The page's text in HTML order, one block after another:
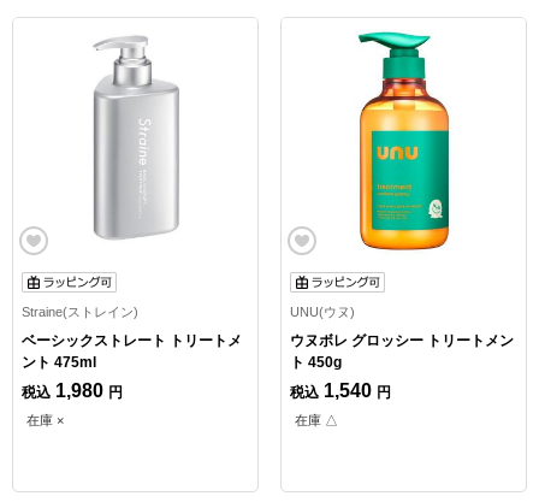
Straine(ストレイン)
ベーシックストレート トリートメ
ント 475ml
税込 1,980 円
在庫 ×
UNU(ウヌ)
ウヌボレ グロッシー トリートメン
ト 450g
税込 1,540 円
在庫 △